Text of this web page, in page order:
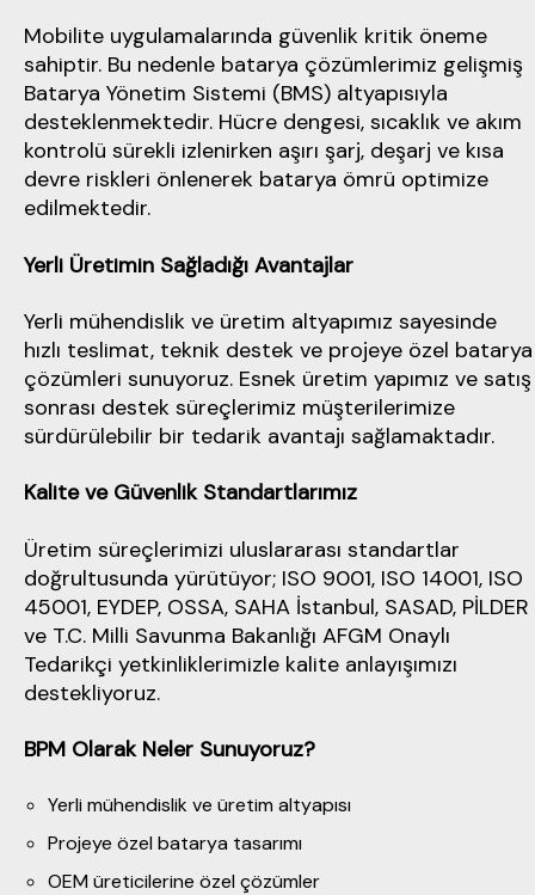
Mobilite uygulamalarında güvenlik kritik öneme
sahiptir. Bu nedenle batarya çözümlerimiz gelişmiş
Batarya Yönetim Sistemi (BMS) altyapısıyla
desteklenmektedir. Hücre dengesi, sıcaklık ve akım
kontrolü sürekli izlenirken aşırı şarj, deşarj ve kısa
devre riskleri önlenerek batarya ömrü optimize
edilmektedir.
Yerli Üretimin Sağladığı Avantajlar
Yerli mühendislik ve üretim altyapımız sayesinde
hızlı teslimat, teknik destek ve projeye özel batarya
çözümleri sunuyoruz. Esnek üretim yapımız ve satış
sonrası destek süreçlerimiz müşterilerimize
sürdürülebilir bir tedarik avantajı sağlamaktadır.
Kalite ve Güvenlik Standartlarımız
Üretim süreçlerimizi uluslararası standartlar
doğrultusunda yürütüyor; ISO 9001, ISO 14001, ISO
45001, EYDEP, OSSA, SAHA İstanbul, SASAD, PİLDER
ve T.C. Milli Savunma Bakanlığı AFGM Onaylı
Tedarikçi yetkinliklerimizle kalite anlayışımızı
destekliyoruz.
BPM Olarak Neler Sunuyoruz?
Yerli mühendislik ve üretim altyapısı
Projeye özel batarya tasarımı
OEM üreticilerine özel çözümler